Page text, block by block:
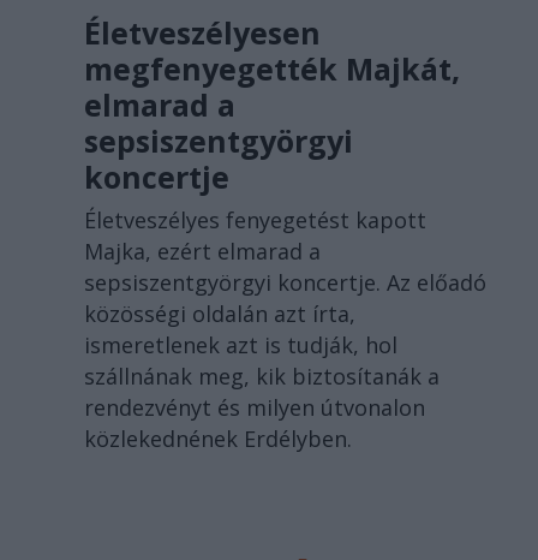
Életveszélyesen
megfenyegették Majkát,
elmarad a
sepsiszentgyörgyi
koncertje
Életveszélyes fenyegetést kapott
Majka, ezért elmarad a
sepsiszentgyörgyi koncertje. Az előadó
közösségi oldalán azt írta,
ismeretlenek azt is tudják, hol
szállnának meg, kik biztosítanák a
rendezvényt és milyen útvonalon
közlekednének Erdélyben.